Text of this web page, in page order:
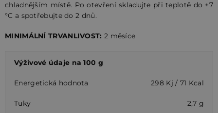
chladnějším místě. Po otevření skladujte při teplotě do +7
°C a spotřebujte do 2 dnů.
MINIMÁLNÍ TRVANLIVOST: 2 měsíce
Výživové údaje na 100 g
Energetická hodnota 298 Kj / 71 Kcal
Tuky 2,7 g